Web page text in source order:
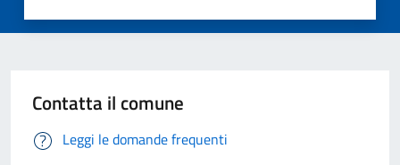
Contatta il comune
Leggi le domande frequenti